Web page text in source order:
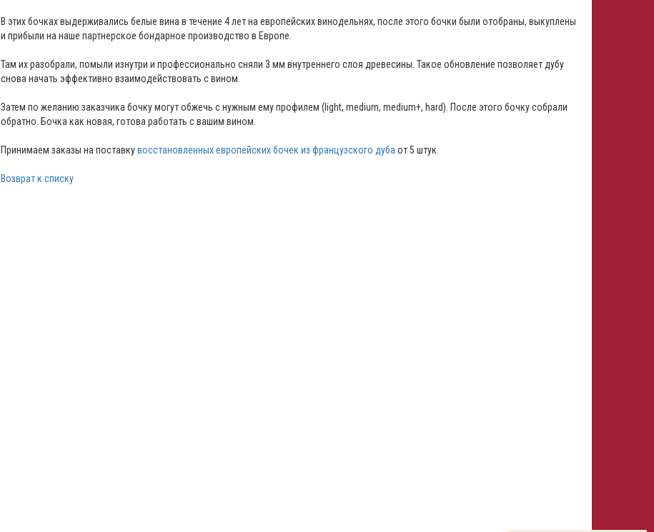
В этих бочках выдерживались белые вина в течение 4 лет на европейских винодельнях, после этого бочки были отобраны, выкуплены
и прибыли на наше партнерское бондарное производство в Европе.
Там их разобрали, помыли изнутри и профессионально сняли 3 мм внутреннего слоя древесины. Такое обновление позволяет дубу
снова начать эффективно взаимодействовать с вином.
Затем по желанию заказчика бочку могут обжечь с нужным ему профилем (light, medium, medium+, hard). После этого бочку собрали
обратно. Бочка как новая, готова работать с вашим вином.
Принимаем заказы на поставкувосстановленных европейских бочек из французского дуба от 5 штук.
Возврат к списку